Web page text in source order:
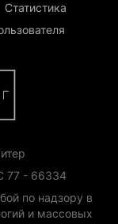
Статистика
77 - 66334
по надзору в
и массовых